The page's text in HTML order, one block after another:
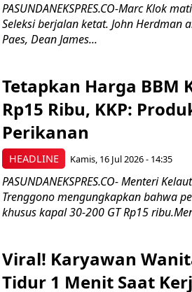
PASUNDANEKSPRES.CO-Marc Klok
Seleksi berjalan ketat. John Herdman
Paes, Dean James...
HEADLINE
Tetapkan Harga BBM
Rp15 Ribu, KKP:
Perikanan
Kamis, 16 Jul 2026 - 14:35
PASUNDANEKSPRES.CO- Menteri
Trenggono mengungkapkan bahwa
khusus kapal 30-200 GT Rp15
Viral! Karyawan
Tidur 1 Menit Saat